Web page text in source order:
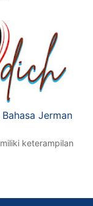
Jerman
keterampilan